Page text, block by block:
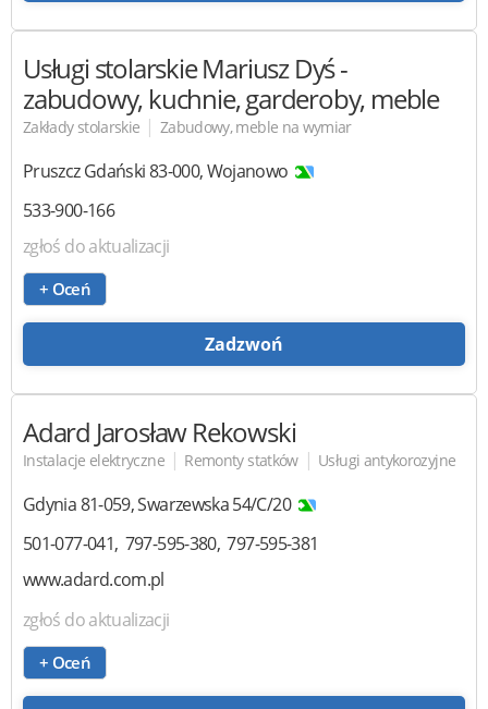
Usługi stolarskie Mariusz Dyś-
zabudowy, kuchnie, garderoby, meble
Zakłady stolarskie | Zabudowy, meble na wymiar
Pruszcz Gdański83-000,Wojanowo
533-900-166
zgłoś do aktualizacji
+ Oceń
Zadzwoń
Adard Jarosław Rekowski
Instalacje elektryczne | Remonty statków | Usługi antykorozyjne
Gdynia81-059,Swarzewska 54/C/20
501-077-041 797-595-380 797-595-381
www.adard.com.pl
zgłoś do aktualizacji
+ Oceń